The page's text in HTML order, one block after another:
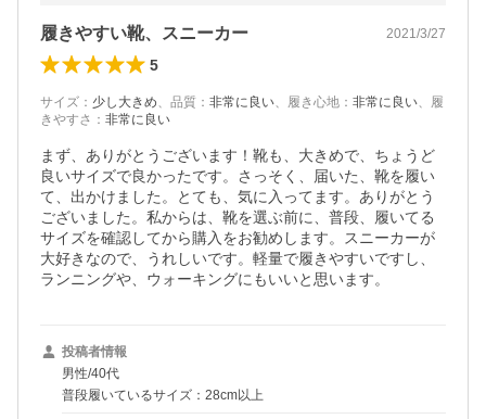
履きやすい靴、スニーカー 2021/3/27
5
サイズ ： 少し大きめ、 品質 ： 非常に良い、 履き心地 ： 非常に良い、 履
きやすさ ： 非常に良い
まず、ありがとうございます！靴も、大きめで、ちょうど
良いサイズで良かったです。さっそく、届いた、靴を履い
て、出かけました。とても、気に入ってます。ありがとう
ございました。私からは、靴を選ぶ前に、普段、履いてる
サイズを確認してから購入をお勧めします。スニーカーが
大好きなので、うれしいです。軽量で履きやすいですし、
ランニングや、ウォーキングにもいいと思います。
投稿者情報
男性/40代
普段履いているサイズ：28cm以上